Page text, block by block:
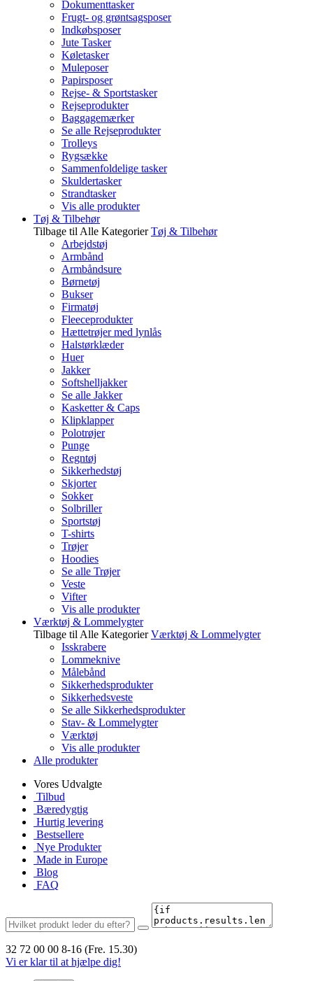
Dokumenttasker
Frugt- og grøntsagsposer
Indkøbsposer
Jute Tasker
Køletasker
Muleposer
Papirsposer
Rejse- & Sportstasker
Rejseprodukter
Baggagemærker
Se alle Rejseprodukter
Trolleys
Rygsække
Sammenfoldelige tasker
Skuldertasker
Strandtasker
Vis alle produkter
Tøj & Tilbehør
Tilbage til Alle Kategorier Tøj & Tilbehør
Arbejdstøj
Armbånd
Armbåndsure
Børnetøj
Bukser
Firmatøj
Fleeceprodukter
Hættetrøjer med lynlås
Halstørklæder
Huer
Jakker
Softshelljakker
Se alle Jakker
Kasketter & Caps
Klipklapper
Polotrøjer
Punge
Regntøj
Sikkerhedstøj
Skjorter
Sokker
Solbriller
Sportstøj
T-shirts
Trøjer
Hoodies
Se alle Trøjer
Veste
Vifter
Vis alle produkter
Værktøj & Lommelygter
Tilbage til Alle Kategorier Værktøj & Lommelygter
Isskrabere
Lommeknive
Målebånd
Sikkerhedsprodukter
Sikkerhedsveste
Se alle Sikkerhedsprodukter
Stav- & Lommelygter
Værktøj
Vis alle produkter
Alle produkter
Vores Udvalgte
Tilbud
Bæredygtig
Hurtig levering
Bestsellere
Nye Produkter
Made in Europe
Blog
FAQ
32 72 00 00 8-16 (Fre. 15.30)
Vi er klar til at hjælpe dig!